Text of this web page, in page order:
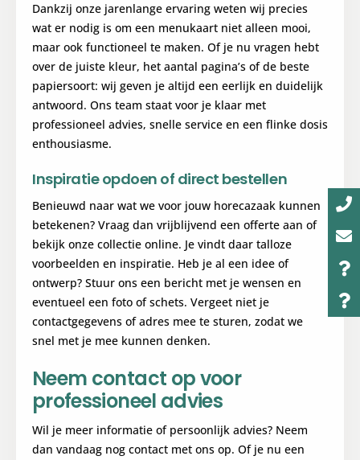
Dankzij onze jarenlange ervaring weten wij precies
wat er nodig is om een menukaart niet alleen mooi,
maar ook functioneel te maken. Of je nu vragen hebt
over de juiste kleur, het aantal pagina’s of de beste
papiersoort: wij geven je altijd een eerlijk en duidelijk
antwoord. Ons team staat voor je klaar met
professioneel advies, snelle service en een flinke dosis
enthousiasme.
Inspiratie opdoen of direct bestellen
Benieuwd naar wat we voor jouw horecazaak kunnen
betekenen? Vraag dan vrijblijvend een offerte aan of
bekijk onze collectie online. Je vindt daar talloze
voorbeelden en inspiratie. Heb je al een idee of
ontwerp? Stuur ons een bericht met je wensen en
eventueel een foto of schets. Vergeet niet je
contactgegevens of adres mee te sturen, zodat we
snel met je mee kunnen denken.
Neem contact op voor
professioneel advies
Wil je meer informatie of persoonlijk advies? Neem
dan vandaag nog contact met ons op. Of je nu een